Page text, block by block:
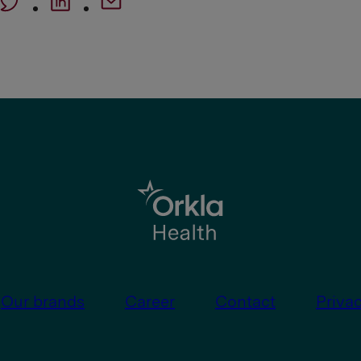
Our brands Career Contact